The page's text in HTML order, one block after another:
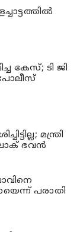
കേസ്; ടി ജി
മന്ത്രി
ഭവന്‍
പരാതി